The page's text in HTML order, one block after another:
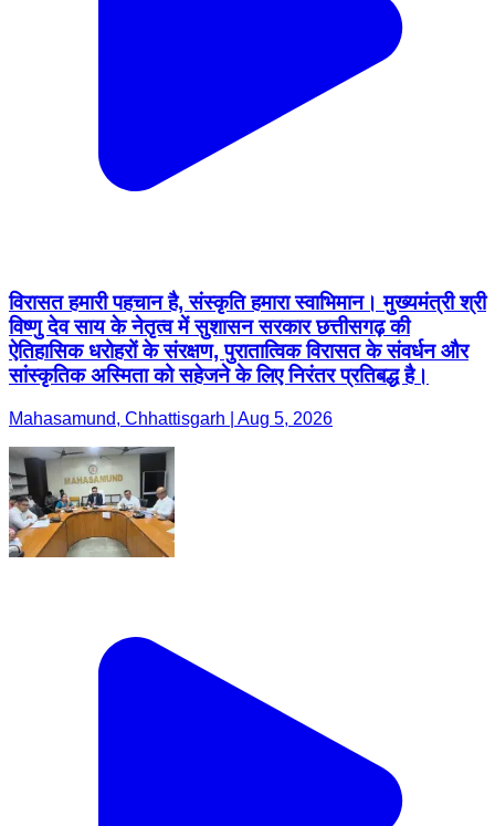
विरासत हमारी पहचान है, संस्कृति हमारा स्वाभिमान। मुख्यमंत्री श्री
विष्णु देव साय के नेतृत्व में सुशासन सरकार छत्तीसगढ़ की
ऐतिहासिक धरोहरों के संरक्षण, पुरातात्विक विरासत के संवर्धन और
सांस्कृतिक अस्मिता को सहेजने के लिए निरंतर प्रतिबद्ध है।
Mahasamund, Chhattisgarh | Aug 5, 2026